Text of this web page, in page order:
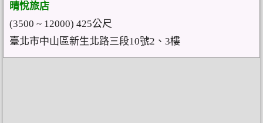
晴悅旅店
(3500 ~ 12000) 425公尺
臺北市中山區新生北路三段10號2、3樓